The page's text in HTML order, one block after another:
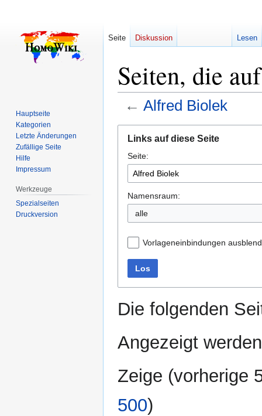
Seiten, die
← Alfred Biolek
Navigation
springen
Suche
springen
Links auf diese Seite
Seite:
Namensraum:
alle
Vorlageneinbindungen
Los
Die folgenden
Angezeigt
Zeige (vorherige
500)
Seite Diskussion Lesen
Hauptseite
Kategorien
Letzte Änderungen
Zufällige Seite
Hilfe
Impressum
Werkzeuge
Spezialseiten
Druckversion